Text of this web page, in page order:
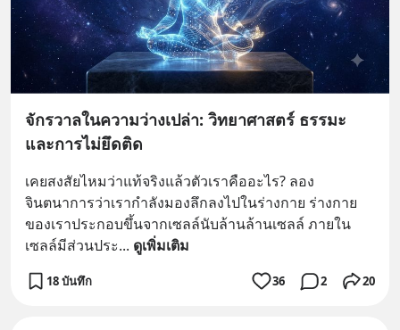
จักรวาลในความว่างเปล่า: วิทยาศาสตร์ ธรรมะ
และการไม่ยึดติด
เคยสงสัยไหมว่าแท้จริงแล้วตัวเราคืออะไร? ลอง
จินตนาการว่าเรากำลังมองลึกลงไปในร่างกาย ร่างกาย
ของเราประกอบขึ้นจากเซลล์นับล้านล้านเซลล์ ภายใน
เซลล์มีส่วนประ... ดูเพิ่มเติม
18 บันทึก 36 2 20